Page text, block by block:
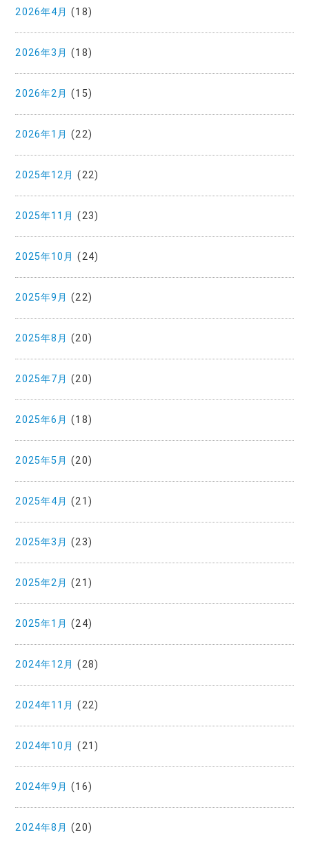
2026年4月 (18)
2026年3月 (18)
2026年2月 (15)
2026年1月 (22)
2025年12月 (22)
2025年11月 (23)
2025年10月 (24)
2025年9月 (22)
2025年8月 (20)
2025年7月 (20)
2025年6月 (18)
2025年5月 (20)
2025年4月 (21)
2025年3月 (23)
2025年2月 (21)
2025年1月 (24)
2024年12月 (28)
2024年11月 (22)
2024年10月 (21)
2024年9月 (16)
2024年8月 (20)